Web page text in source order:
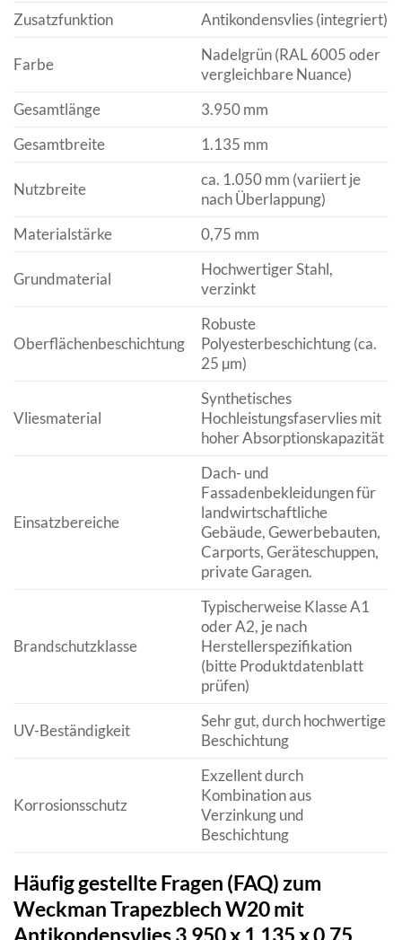
Zusatzfunktion
Antikondensvlies (integriert)
Farbe
Nadelgrün (RAL 6005 oder
vergleichbare Nuance)
Gesamtlänge
3.950 mm
Gesamtbreite
1.135 mm
Nutzbreite
ca. 1.050 mm (variiert je
nach Überlappung)
Materialstärke
0,75 mm
Grundmaterial
Hochwertiger Stahl,
verzinkt
Oberflächenbeschichtung
Robuste
Polyesterbeschichtung (ca.
25 µm)
Vliesmaterial
Synthetisches
Hochleistungsfaservlies mit
hoher Absorptionskapazität
Einsatzbereiche
Dach- und
Fassadenbekleidungen für
landwirtschaftliche
Gebäude, Gewerbebauten,
Carports, Geräteschuppen,
private Garagen.
Brandschutzklasse
Typischerweise Klasse A1
oder A2, je nach
Herstellerspezifikation
(bitte Produktdatenblatt
prüfen)
UV-Beständigkeit
Sehr gut, durch hochwertige
Beschichtung
Korrosionsschutz
Exzellent durch
Kombination aus
Verzinkung und
Beschichtung
Häufig gestellte Fragen (FAQ) zum
Weckman Trapezblech W20 mit
Antikondensvlies 3.950 x 1.135 x 0,75